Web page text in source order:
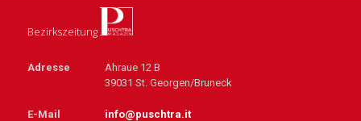
Bezirkszeitung
Adresse
Ahraue 12 B
39031 St. Georgen/Bruneck
E-Mail info@puschtra.it